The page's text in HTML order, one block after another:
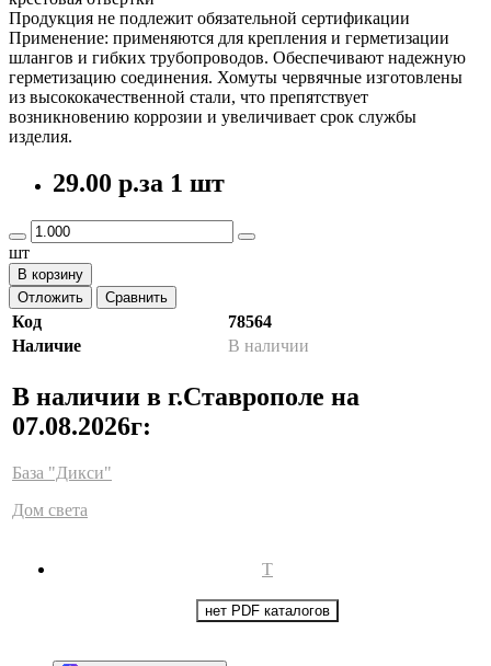
Продукция не подлежит обязательной сертификации
Применение: применяются для крепления и герметизации
шлангов и гибких трубопроводов. Обеспечивают надежную
герметизацию соединения. Хомуты червячные изготовлены
из высококачественной стали, что препятствует
возникновению коррозии и увеличивает срок службы
изделия.
29.00 р.за 1 шт
шт
В корзину
Отложить
Сравнить
Код
78564
Наличие
В наличии
В наличии в г.Ставрополе на
07.08.2026г:
База "Дикси"
Дом света
Т
нет PDF каталогов